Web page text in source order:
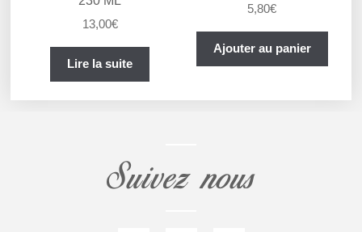
13,00€
Lire la suite
5,80€
Ajouter au panier
Suivez nous